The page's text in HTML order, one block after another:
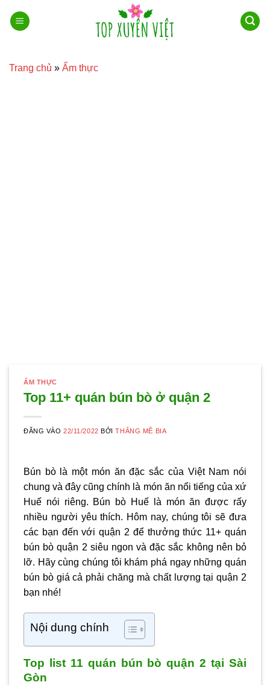
qua
Trang chủ » Ẩm thực
ẨM THỰC
Top 11+ quán bún bò ở quận 2
ĐĂNG VÀO22/11/2022 BỞITHẮNG MÊ BIA
Bún bò là một món ăn đặc sắc của Việt Nam nói
chung và đây cũng chính là món ăn nổi tiếng của xứ
Huế nói riêng. Bún bò Huế là món ăn được rấy
nhiều người yêu thích. Hôm nay, chúng tôi sẽ đưa
các bạn đến với quận 2 để thưởng thức 11+ quán
bún bò quận 2 siêu ngon và đặc sắc không nên bỏ
lỡ. Hãy cùng chúng tôi khám phá ngay những quán
bún bò giá cả phải chăng mà chất lượng tại quận 2
bạn nhé!
Nội dung chính
Top list 11 quán bún bò quận 2 tại Sài
Gòn